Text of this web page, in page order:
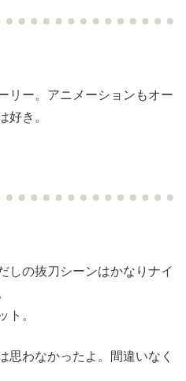
リー。アニメーションもオー
好き。
しの抜刀シーンはかなりナイ
ト。
思わなかったよ。間違いなく